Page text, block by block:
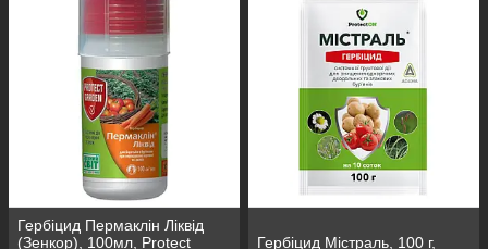
Гербіцид Пермаклін Ліквід
(Зенкор), 100мл, Protect
Гербіцид Містраль, 100 г,